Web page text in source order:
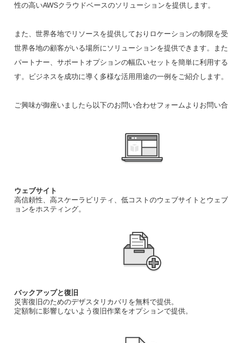
性の高いAWSクラウドベースのソリューションを提供します。
また、世界各地でリソースを提供しておりロケーションの制限を
世界各地の顧客がいる場所にソリューションを提供できます。ま
パートナー、サポートオプションの幅広いセットを簡単に利用す
す。ビジネスを成功に導く多様な活用用途の一例をご紹介します。
ご興味が御座いましたら以下のお問い合わせフォームよりお問い
ウェブサイト
高信頼性、高スケーラビリティ、低コストのウェブサイトとウェ
ョンをホスティング。
バックアップと復旧
災害復旧のためのデザスタリカバリを無料で提供。
定額制に影響しないよう復旧作業をオプションで提供。